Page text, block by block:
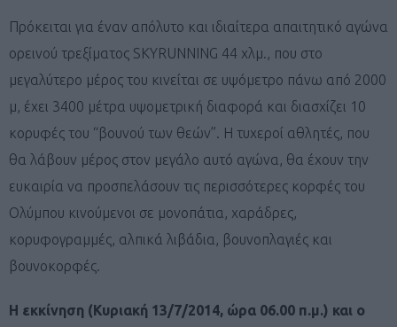
Πρόκειται για έναν απόλυτο και ιδιαίτερα απαιτητικό αγώνα
ορεινού τρεξίματος SKYRUNNING 44 χλμ., που στο
μεγαλύτερο μέρος του κινείται σε υψόμετρο πάνω από 2000
μ, έχει 3400 μέτρα υψομετρική διαφορά και διασχίζει 10
κορυφές του “βουνού των θεών”. Η τυχεροί αθλητές, που
θα λάβουν μέρος στον μεγάλο αυτό αγώνα, θα έχουν την
ευκαιρία να προσπελάσουν τις περισσότερες κορφές του
Ολύμπου κινούμενοι σε μονοπάτια, χαράδρες,
κορυφογραμμές, αλπικά λιβάδια, βουνοπλαγιές και
βουνοκορφές.
Η εκκίνηση (Κυριακή 13/7/2014, ώρα 06.00 π.μ.) και ο